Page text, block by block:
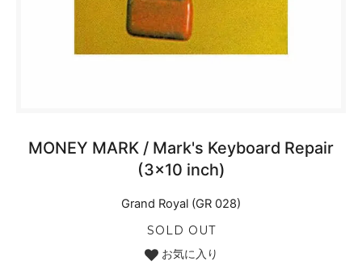
MONEY MARK / Mark's Keyboard Repair
(3x10 inch)
Grand Royal (GR 028)
SOLD OUT
お気に入り